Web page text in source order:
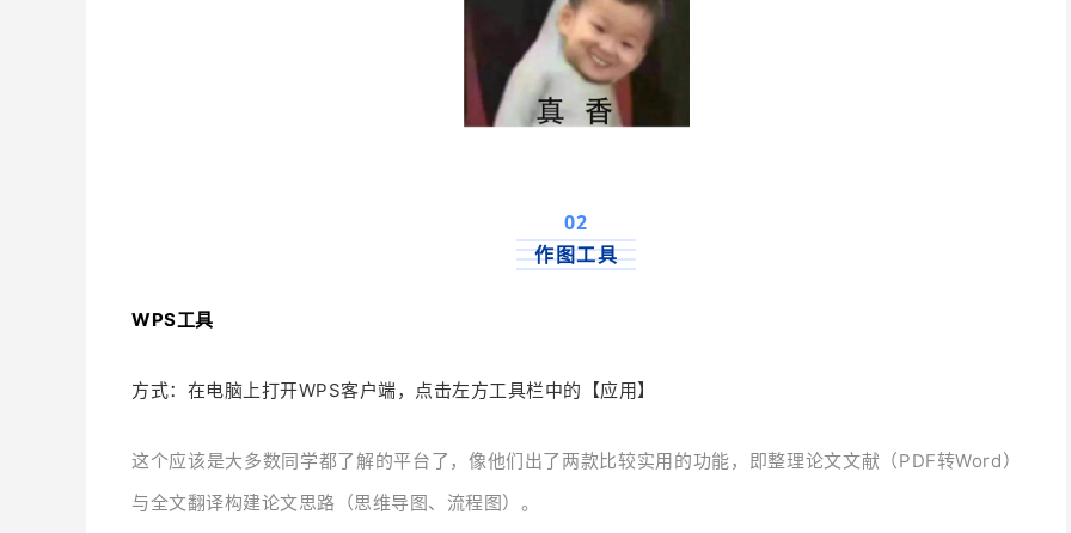
02
作图工具
WPS工具
方式： 在电脑上打开WPS客户端，点击左方工具栏中的【应用】
这个应该是大多数同学都了解的平台了，像他们出了两款比较实用的功能，即整理论文文献（PDF转Word）
与全文翻译构建论文思路（思维导图、流程图） 。